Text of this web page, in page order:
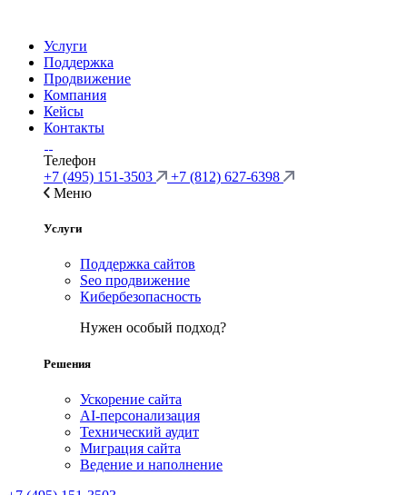
Услуги
Поддержка
Продвижение
Компания
Кейсы
Контакты
Телефон
+7 (495) 151-3503
+7 (812) 627-6398
Меню
Услуги
Поддержка сайтов
Seo продвижение
Кибербезопасность
Нужен особый подход?
Решения
Ускорение сайта
AI-персонализация
Технический аудит
Миграция сайта
Ведение и наполнение